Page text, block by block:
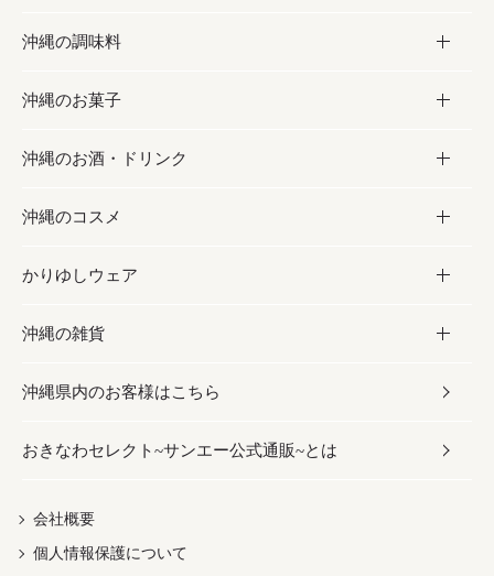
フルーツ・野菜
お肉
海産物
加工食品
缶詰／パウチ
沖縄料理
沖縄そば／乾麺
レトルト食品
乾物／粉類
沖縄の調味料
調味料
砂糖／黒砂糖
塩
お酢／ドレッシング
しょうゆ
みそ
だし／スパイス／島唐辛子
沖縄のお菓子
お菓子
黒糖
ちんすこう
伝統菓子
スナック
おつまみ
紅芋
沖縄のお酒・ドリンク
お酒・ドリンク
泡盛
ビール・チューハイ
ワイン・ウィスキー・カクテル
ドリンク
茶葉
沖縄のコスメ
コスメ
スキンケア
ボディケア
ヘアケア
UVケア
かりゆしウェア
かりゆしウェア
メンズ
レディース
沖縄の雑貨
雑貨
沖縄ファッション
伝統工芸品
沖縄県内のお客様はこちら
おきなわセレクト~サンエー公式通販~とは
会社概要
個人情報保護について